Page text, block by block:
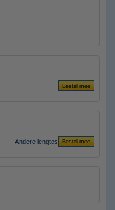
Andere lengtes